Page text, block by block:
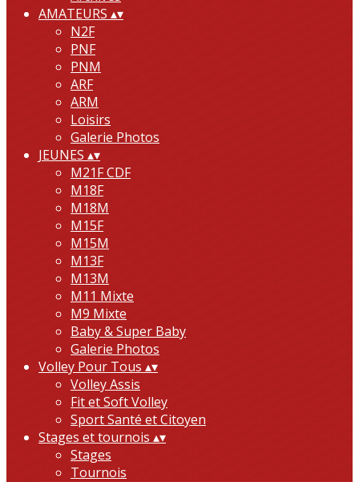
AMATEURS ▴▾
N2F
PNF
PNM
ARF
ARM
Loisirs
Galerie Photos
JEUNES ▴▾
M21F CDF
M18F
M18M
M15F
M15M
M13F
M13M
M11 Mixte
M9 Mixte
Baby & Super Baby
Galerie Photos
Volley Pour Tous ▴▾
Volley Assis
Fit et Soft Volley
Sport Santé et Citoyen
Stages et tournois ▴▾
Stages
Tournois